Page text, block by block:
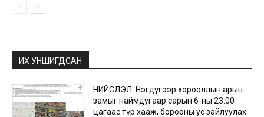
ИХ УНШИГДСАН
НИЙСЛЭЛ: Нэгдүгээр хорооллын арын
замыг наймдугаар сарын 6-ны 23:00
цагаас түр хааж, борооны ус зайлуулах